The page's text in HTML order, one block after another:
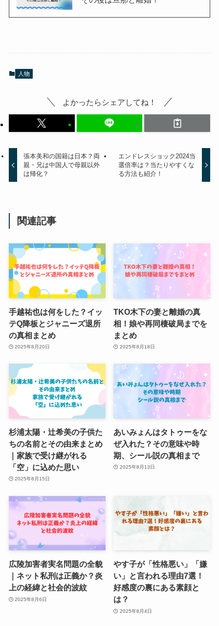
人物
よかったらシェアしてね！
張本美和の国籍は日本？両
親・兄は中国人で母親以外
は帰化？
エンドレスショック2024当
選倍率は？当たりやすくな
る方法も紹介！
関連記事
手越祐也は何をした？イッ
テQ降板とジャニーズ退所
の真相まとめ
2025年8月20日
TKO木下の妻と離婚の真
相！娘や再同棲破局までを
まとめ
2025年8月18日
杉浦太陽・辻希美の子供た
ちの名前とその由来まとめ
｜家族で受け継がれる
「空」に込めた思い
2025年8月15日
あいみょんはタトゥーをな
ぜ入れた？その意味や時
期、シール説の真相まで
2025年8月13日
広陵加害者実名問題の全貌
｜ネット私刑は正義か？炎
上の経緯と社会的波紋
2025年8月6日
やす子が「性格悪い」「嫌
い」と言われる理由7選！
好感度の裏にある素顔と
は？
2025年8月4日